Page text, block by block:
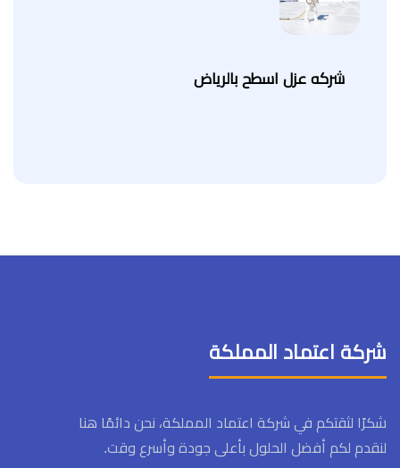
شركه عزل اسطح بالرياض
شركة اعتماد المملكة
شكرًا لثقتكم في شركة اعتماد المملكة، نحن دائمًا هنا
لنقدم لكم أفضل الحلول بأعلى جودة وأسرع وقت.